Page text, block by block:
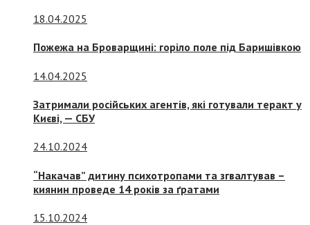
18.04.2025
Пожежа на Броварщині: горіло поле під Баришівкою
14.04.2025
Затримали російських агентів, які готували теракт у
Києві, — СБУ
24.10.2024
“Накачав” дитину психотропами та згвалтував –
киянин проведе 14 років за ґратами
15.10.2024